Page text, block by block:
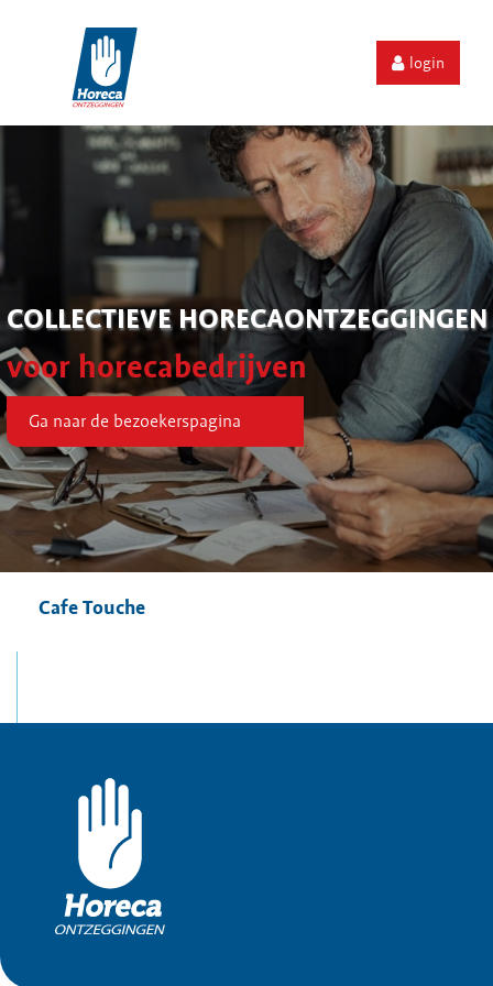
login
COLLECTIEVE HORECAONTZEGGINGEN
voor horecabedrijven
Ga naar de bezoekerspagina
Cafe Touche